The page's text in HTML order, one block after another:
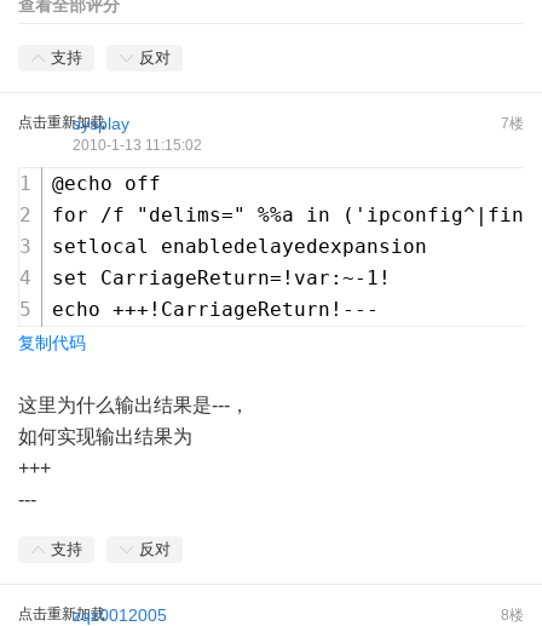
查看全部评分
支持 反对
点击重新加载 7楼
sysplay
2010-1-13 11:15:02
@echo off
for /f "delims=" %%a in
setlocal enabledelayedexpansion
set CarriageReturn=!var:~-1!
echo +++!CarriageReturn!---
复制代码
这里为什么输出结果是---，
如何实现输出结果为
+++
---
支持 反对
点击重新加载 8楼
zqz0012005